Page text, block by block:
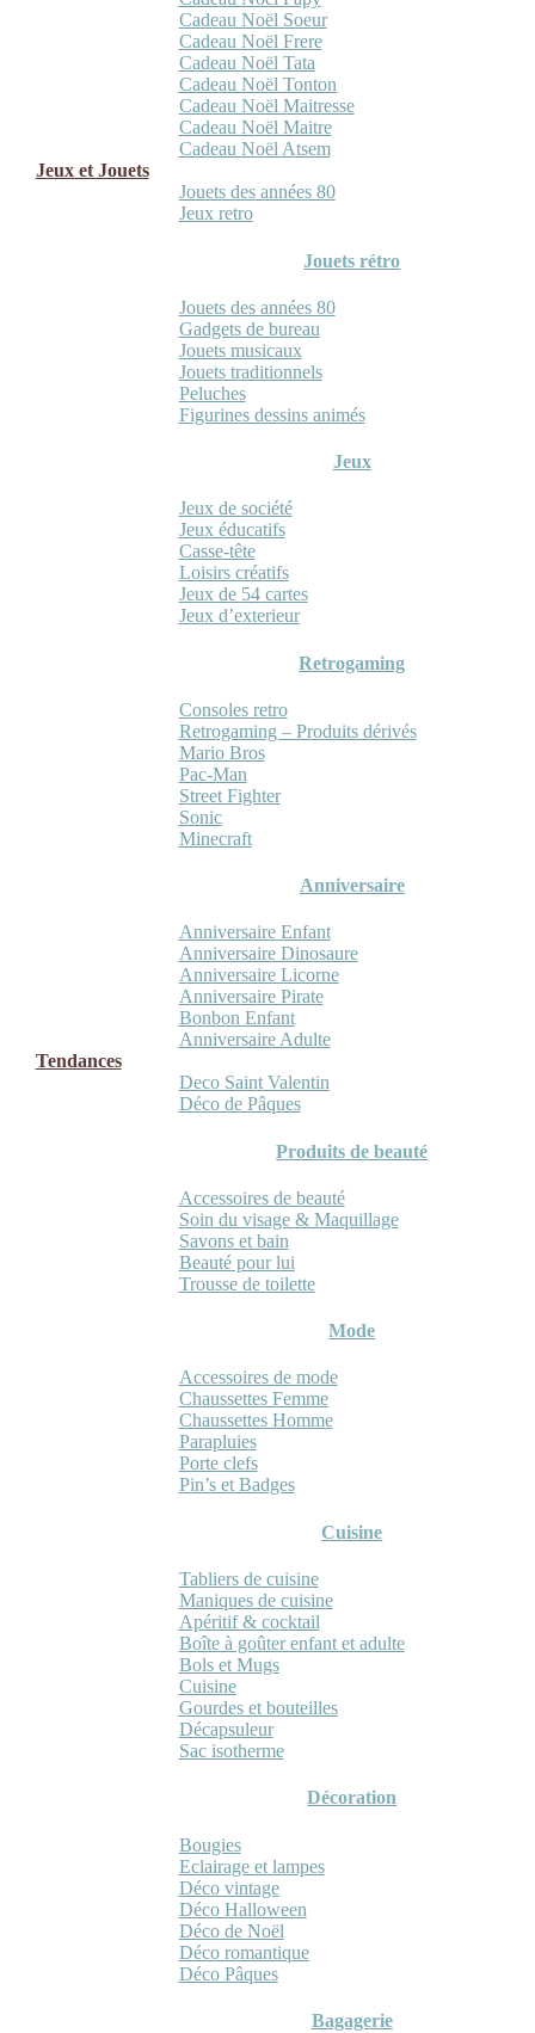
Cadeau Noël Soeur
Cadeau Noël Frere
Cadeau Noël Tata
Cadeau Noël Tonton
Cadeau Noël Maitresse
Cadeau Noël Maitre
Cadeau Noël Atsem
Jeux et Jouets
Jouets des années 80
Jeux retro
Jouets rétro
Jouets des années 80
Gadgets de bureau
Jouets musicaux
Jouets traditionnels
Peluches
Figurines dessins animés
Jeux
Jeux de société
Jeux éducatifs
Casse-tête
Loisirs créatifs
Jeux de 54 cartes
Jeux d’exterieur
Retrogaming
Consoles retro
Retrogaming – Produits dérivés
Mario Bros
Pac-Man
Street Fighter
Sonic
Minecraft
Anniversaire
Anniversaire Enfant
Anniversaire Dinosaure
Anniversaire Licorne
Anniversaire Pirate
Bonbon Enfant
Anniversaire Adulte
Tendances
Deco Saint Valentin
Déco de Pâques
Produits de beauté
Accessoires de beauté
Soin du visage & Maquillage
Savons et bain
Beauté pour lui
Trousse de toilette
Mode
Accessoires de mode
Chaussettes Femme
Chaussettes Homme
Parapluies
Porte clefs
Pin’s et Badges
Cuisine
Tabliers de cuisine
Maniques de cuisine
Apéritif & cocktail
Boîte à goûter enfant et adulte
Bols et Mugs
Cuisine
Gourdes et bouteilles
Décapsuleur
Sac isotherme
Décoration
Bougies
Eclairage et lampes
Déco vintage
Déco Halloween
Déco de Noël
Déco romantique
Déco Pâques
Bagagerie